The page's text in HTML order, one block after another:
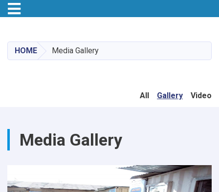
content
Toggle navigation
HOME Media Gallery
All Gallery Video
Media Gallery